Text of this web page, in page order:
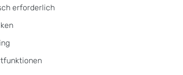
GROW SYSTEM)
erforderlich